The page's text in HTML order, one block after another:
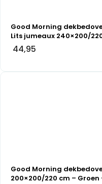
Good Morning
Lits jumeaux 240×200/
flanel
44,95
Good Morning
200×200/220 cm –